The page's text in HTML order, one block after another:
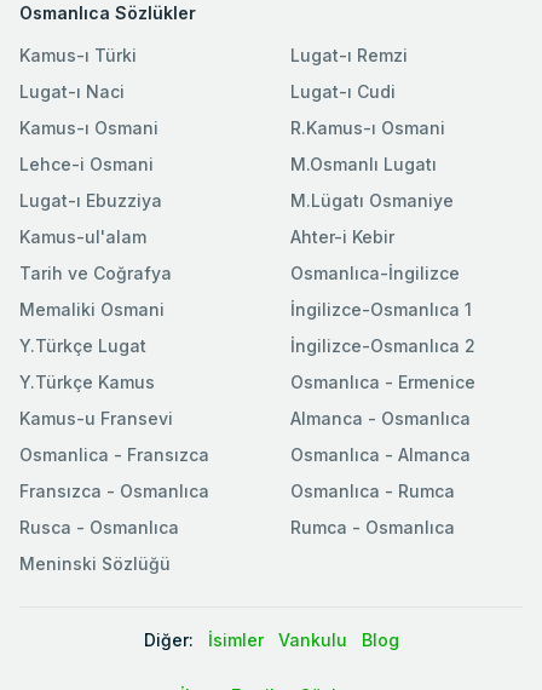
Osmanlıca Sözlükler
Kamus-ı Türki
Lugat-ı Naci
Kamus-ı Osmani
Lehce-i Osmani
Lugat-ı Ebuzziya
Lugat-ı Remzi
Lugat-ı Cudi
R.Kamus-ı Osmani
M.Osmanlı Lugatı
M.Lügatı Osmaniye
Kamus-ul'alam
Tarih ve Coğrafya
Memaliki Osmani
Y.Türkçe Lugat
Y.Türkçe Kamus
Ahter-i Kebir
Osmanlıca-İngilizce
İngilizce-Osmanlıca 1
İngilizce-Osmanlıca 2
Osmanlıca - Ermenice
Kamus-u Fransevi
Osmanlica - Fransızca
Fransızca - Osmanlıca
Rusca - Osmanlıca
Meninski Sözlüğü
Almanca - Osmanlıca
Osmanlıca - Almanca
Osmanlıca - Rumca
Rumca - Osmanlıca
Diğer: İsimler Vankulu Blog